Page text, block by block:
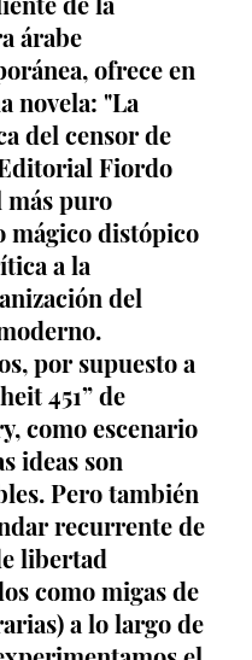
árabe
ofrece en
novela: "La
del censor de
Fiordo
más puro
mágico distópico
a la
del
por supuesto a
451” de
como escenario
ideas son
Pero también
recurrente de
libertad
como migas de
a lo largo de